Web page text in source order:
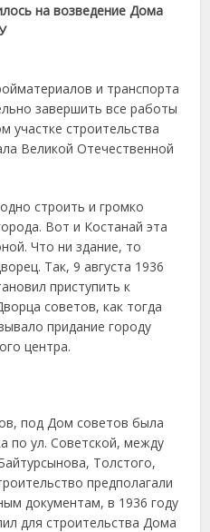
на возведение Дома
и транспорта
завершить все работы
участке строительства
Великой Оте­чественной
строить и громко
Вот и Костанай эта
Что ни здание, то
Так, 9 августа 1936
приступить к
советов, как тогда
придание городу
центра.
под Дом советов была
по ул. Советской, между
Толстого,
предполагали
документам, в 1936 году
для строительства Дома